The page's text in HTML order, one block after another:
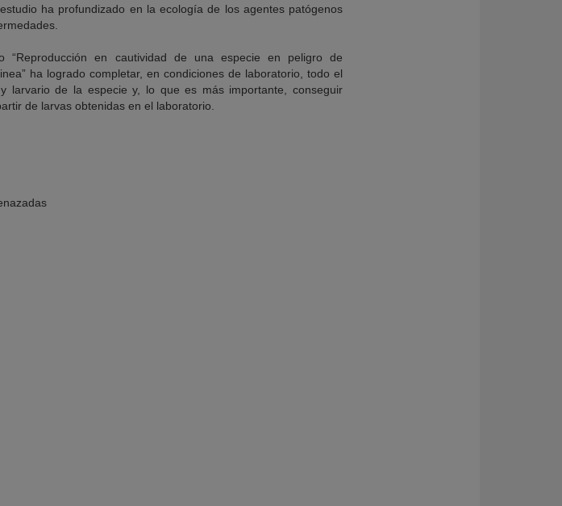
ha profundizado en la ecología de los agentes patógenos
“Reproducción en cautividad de una especie en peligro de
ha logrado completar, en condiciones de laboratorio, todo el
larvario de la especie y, lo que es más importante, conseguir
de larvas obtenidas en el laboratorio.